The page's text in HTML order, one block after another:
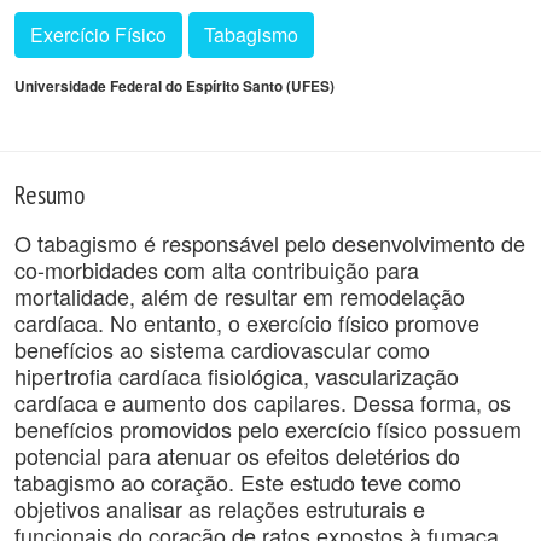
Exercício Físico Tabagismo
Universidade Federal do Espírito Santo (UFES)
Resumo
O tabagismo é responsável pelo desenvolvimento de
co-morbidades com alta contribuição para
mortalidade, além de resultar em remodelação
cardíaca. No entanto, o exercício físico promove
benefícios ao sistema cardiovascular como
hipertrofia cardíaca fisiológica, vascularização
cardíaca e aumento dos capilares. Dessa forma, os
benefícios promovidos pelo exercício físico possuem
potencial para atenuar os efeitos deletérios do
tabagismo ao coração. Este estudo teve como
objetivos analisar as relações estruturais e